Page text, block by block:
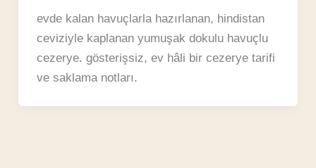
evde kalan havuçlarla hazırlanan, hindistan
ceviziyle kaplanan yumuşak dokulu havuçlu
cezerye. gösterişsiz, ev hâli bir cezerye tarifi
ve saklama notları.